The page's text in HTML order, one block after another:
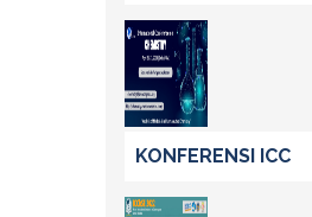
KONFERENSI ICC